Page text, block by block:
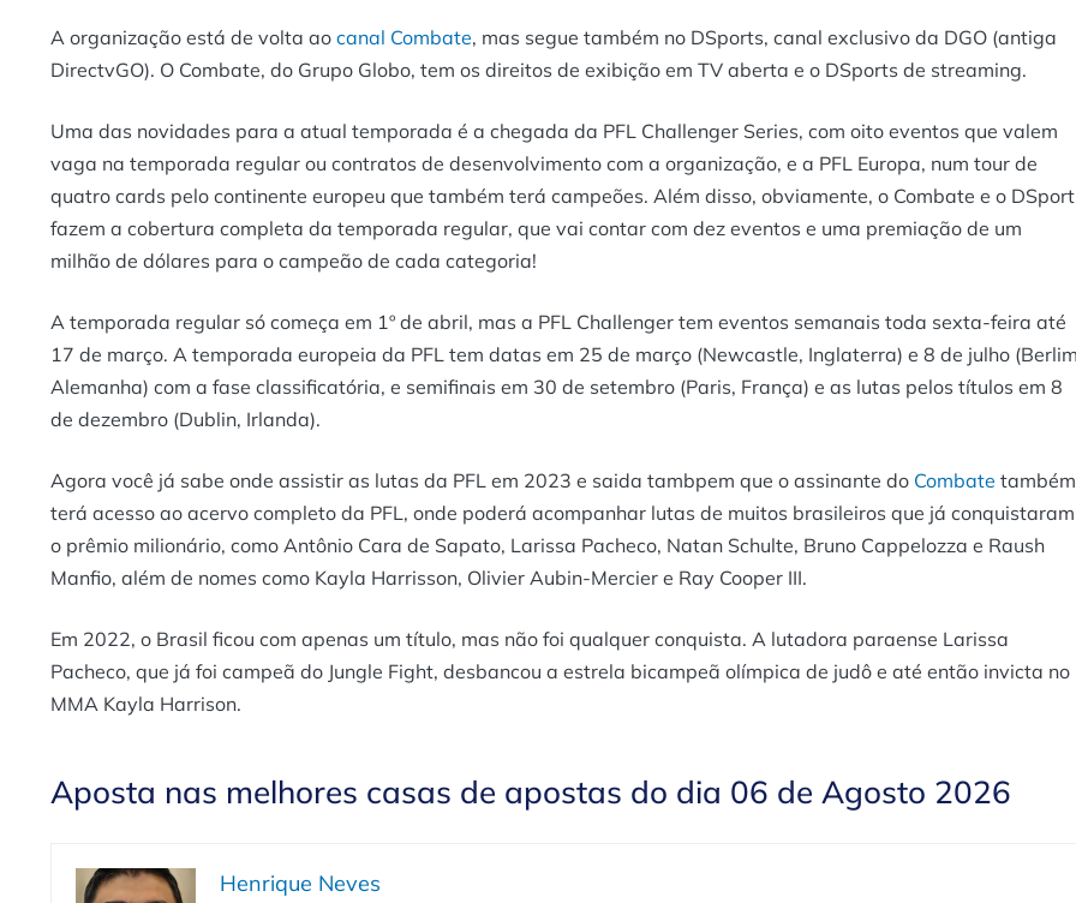
A organização está de volta ao canal Combate, mas segue também no DSports, canal exclusivo da DGO (antiga
DirectvGO). O Combate, do Grupo Globo, tem os direitos de exibição em TV aberta e o DSports de streaming.
Uma das novidades para a atual temporada é a chegada da PFL Challenger Series, com oito eventos que valem
vaga na temporada regular ou contratos de desenvolvimento com a organização, e a PFL Europa, num tour de
quatro cards pelo continente europeu que também terá campeões. Além disso, obviamente, o Combate e o
fazem a cobertura completa da temporada regular, que vai contar com dez eventos e uma premiação de um
milhão de dólares para o campeão de cada categoria!
A temporada regular só começa em 1º de abril, mas a PFL Challenger tem eventos semanais toda sexta-feira até
17 de março. A temporada europeia da PFL tem datas em 25 de março (Newcastle, Inglaterra) e 8 de julho
Alemanha) com a fase classificatória, e semifinais em 30 de setembro (Paris, França) e as lutas pelos títulos em 8
de dezembro (Dublin, Irlanda).
Agora você já sabe onde assistir as lutas da PFL em 2023 e saida tambpem que o assinante do Combate também
terá acesso ao acervo completo da PFL, onde poderá acompanhar lutas de muitos brasileiros que já conquistaram
o prêmio milionário, como Antônio Cara de Sapato, Larissa Pacheco, Natan Schulte, Bruno Cappelozza e Raush
Manfio, além de nomes como Kayla Harrisson, Olivier Aubin-Mercier e Ray Cooper III.
Em 2022, o Brasil ficou com apenas um título, mas não foi qualquer conquista. A lutadora paraense Larissa
Pacheco, que já foi campeã do Jungle Fight, desbancou a estrela bicampeã olímpica de judô e até então invicta no
MMA Kayla Harrison.
Aposta nas melhores casas de apostas do dia 06 de Agosto 2026
Henrique Neves